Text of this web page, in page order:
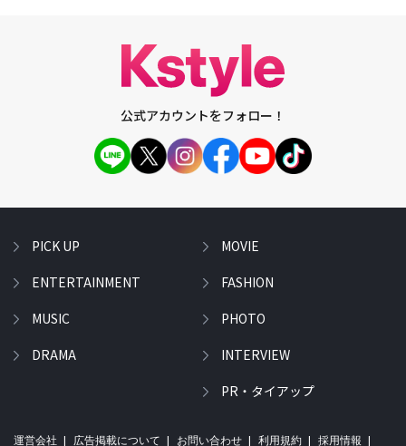
公式アカウントをフォロー！
PICK UP
ENTERTAINMENT
MUSIC
DRAMA
MOVIE
FASHION
PHOTO
INTERVIEW
PR・タイアップ
運営会社 広告掲載について お問い合わせ 利用規約 採用情報